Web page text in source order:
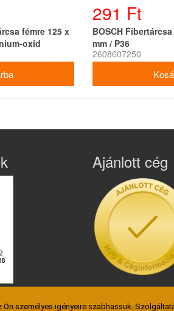
fémre 125 x
oxid
291 Ft
BOSCH
mm / P36
2608607250
Ajánlott cég
személyes igényeire szabhassuk.